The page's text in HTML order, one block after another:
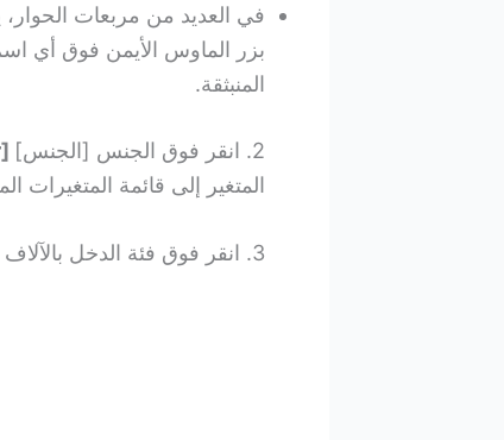
في العديد من مربعات
بزر الماوس الأيمن فوق أي
المنبثقة.
2. انقر فوق الجنس [الجنس]
المتغير إلى قائمة المتغيرات
3. انقر فوق فئة الدخل بالآلاف